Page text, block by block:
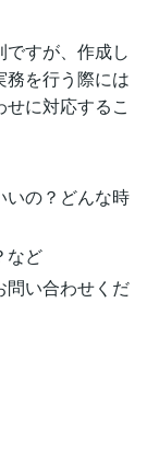
すが、作成し
務を行う際には
に対応するこ
いの？どんな時
など
問い合わせくだ